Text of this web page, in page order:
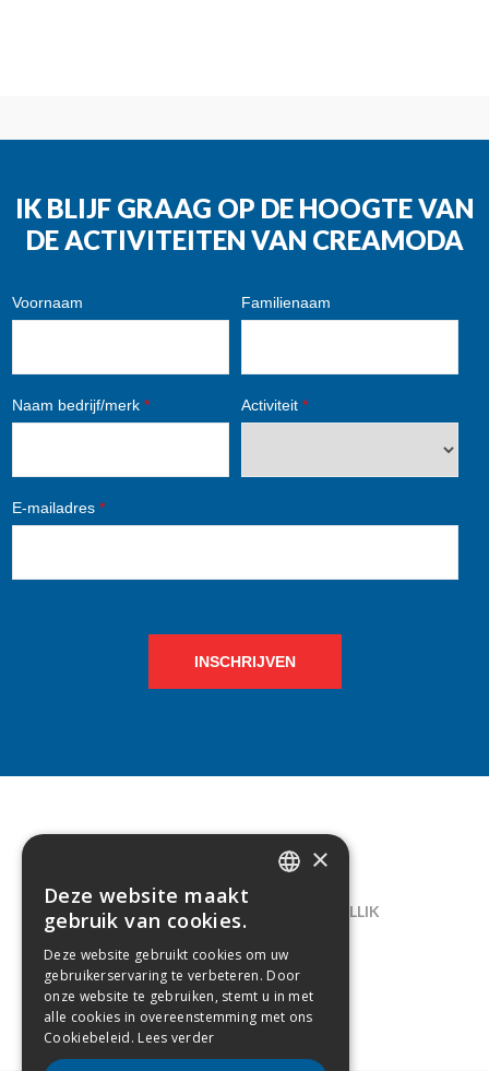
IK BLIJF GRAAG OP DE HOOGTE VAN
DE ACTIVITEITEN VAN CREAMODA
Voornaam Familienaam
Naam bedrijf/merk * Activiteit *
E-mailadres *
INSCHRIJVEN
CONTACT
LELIEGAARDE 22, B-1731 ZELLIK
02/238.10.11
INFO@CREAMODA.BE
BE0407.694.265
×
Deze website maakt
gebruik van cookies.
Deze website gebruikt cookies om uw
gebruikerservaring te verbeteren. Door
onze website te gebruiken, stemt u in met
alle cookies in overeenstemming met ons
Cookiebeleid. Lees verder